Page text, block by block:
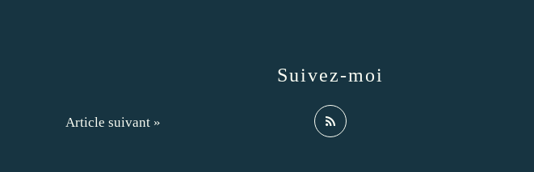
Article suivant »
Suivez-moi